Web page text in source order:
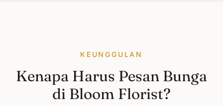
KEUNGGULAN
Kenapa Harus Pesan Bunga
di Bloom Florist?